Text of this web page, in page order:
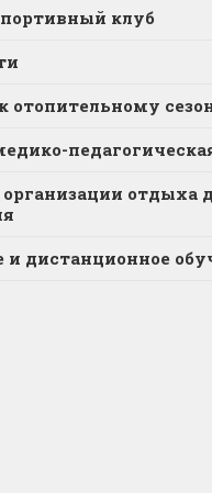
клуб
отопительному
организации отдыха
и дистанционное